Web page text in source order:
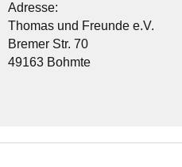
Adresse:
Thomas und Freunde e.V.
Bremer Str. 70
49163 Bohmte